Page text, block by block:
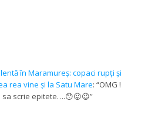
în Maramureș: copaci rupți și
rea vine și la Satu Mare: “OMG !
sa scrie epitete….😯😛😉”